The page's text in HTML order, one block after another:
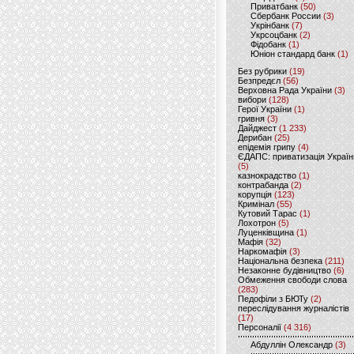
Приватбанк (50)
Сбербанк России (3)
Укрінбанк(7)
Укрсоцбанк (2)
Фідобанк (1)
Юніон стандард банк(1)
Без рубрики (19)
Безпредєл(56)
Верховна Рада України (3)
вибори(128)
Герої України(1)
гривня (3)
Дайджест (1 233)
Дерибан (25)
епідемія грипу (4)
ЄДАПС: приватизація
(5)
казнокрадство (1)
контрабанда (2)
корупція (123)
Кримінал (55)
Кутовий Тарас (1)
Лохотрон(5)
Луценківщина (1)
Мафія (32)
Наркомафія (3)
Національна безпека (211)
Незаконне будівництво(6)
Обмеження свободи слова
(283)
Педофіли з БЮТу (2)
переслідування журналістів
(17)
Персоналії (4 316)
Абдуллін Олександр (3)